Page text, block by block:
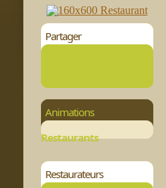
Partager
Animations
Restaurants
Restaurateurs